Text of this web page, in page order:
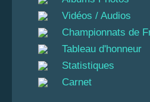
Vidéos / Audios
Championnats de
Tableau d'honneur
Statistiques
Carnet